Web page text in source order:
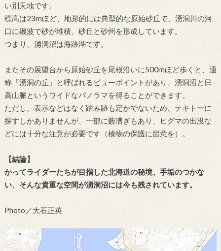
い別天地です。
標高は23mほど、地形的には典型的な原始砂丘で、湧洞川の河
口に磯波で砂が堆積、砂丘と砂州を形成しています。
つまり、湧洞沼は海跡湖です。
またその展望台から原始砂丘を尾根沿いに500mほど歩くと、通
称「湧洞の丘」と呼ばれるビューポイントがあり、湧洞沼と日
高山脈というワイドなパノラマを得ることができます。
ただし、表示などはなく踏み跡も定かでないため、テキトーに
探すしかありませんが、一部に藪漕ぎもあり、ヒグマの出没な
どには十分な注意が必要です（植物の保護に留意を）。
【結論】
かってライダーたちが目指した北海道の秘境、手垢のつかな
い、そんな貴重な空間が湧洞沼には今も残されています。
Photo／大石正英